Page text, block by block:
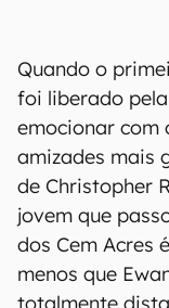
Quando o
foi liberado
emocionar com
amizades mais
de Christopher
jovem que
dos Cem Acres
menos que